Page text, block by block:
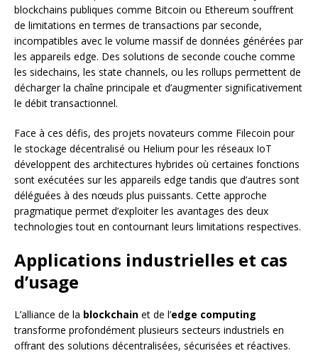
blockchains publiques comme Bitcoin ou Ethereum souffrent
de limitations en termes de transactions par seconde,
incompatibles avec le volume massif de données générées par
les appareils edge. Des solutions de seconde couche comme
les sidechains, les state channels, ou les rollups permettent de
décharger la chaîne principale et d’augmenter significativement
le débit transactionnel.
Face à ces défis, des projets novateurs comme Filecoin pour
le stockage décentralisé ou Helium pour les réseaux IoT
développent des architectures hybrides où certaines fonctions
sont exécutées sur les appareils edge tandis que d’autres sont
déléguées à des nœuds plus puissants. Cette approche
pragmatique permet d’exploiter les avantages des deux
technologies tout en contournant leurs limitations respectives.
Applications industrielles et cas
d’usage
L’alliance de la blockchain et de l’edge computing
transforme profondément plusieurs secteurs industriels en
offrant des solutions décentralisées, sécurisées et réactives.